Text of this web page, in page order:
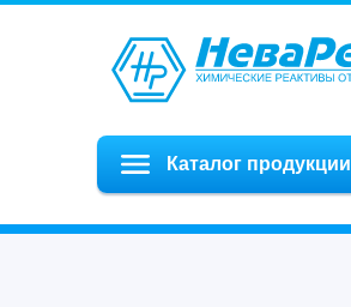
Каталог продукции